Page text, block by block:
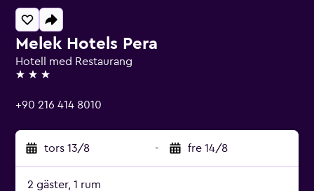
Melek Hotels Pera
Hotell med Restaurang
3 stjärnor
+90 216 414 8010
tors 13/8 - fre 14/8
2 gäster, 1 rum